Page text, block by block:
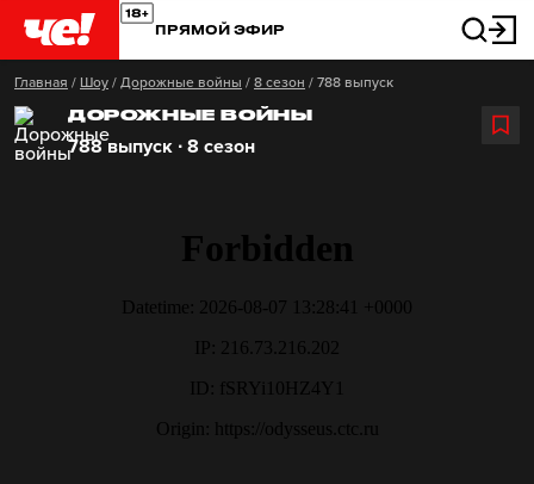
ПРЯМОЙ ЭФИР
Главная / Шоу / Дорожные войны / 8 сезон / 788 выпуск
ДОРОЖНЫЕ ВОЙНЫ
788 выпуск ∙ 8 сезон